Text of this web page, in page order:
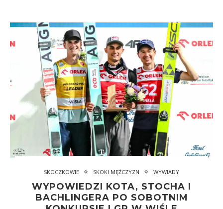
SKOCZKOWIE SKOKI MĘŻCZYZN WYWIADY
WYPOWIEDZI KOTA, STOCHA I
BACHLINGERA PO SOBOTNIM